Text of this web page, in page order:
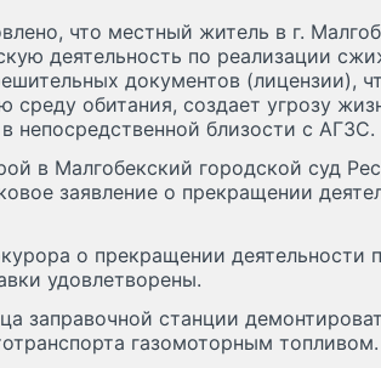
что местный житель в г.
деятельность по реализации
документов (лицензии),
среду обитания, создает угрозу
близости с АГЗС.
в Малгобекский городской суд
заявление о прекращении
о прекращении деятельности
удовлетворены.
заправочной станции
газомоторным топливом.